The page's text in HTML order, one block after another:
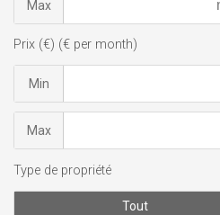
Max
Prix (€) (€ per month)
Min
Max
Type de propriété
Tout